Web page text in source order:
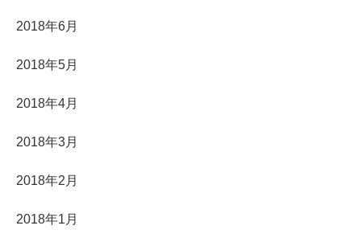
2018年6月
2018年5月
2018年4月
2018年3月
2018年2月
2018年1月